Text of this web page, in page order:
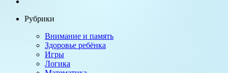
Рубрики
Внимание и память
Здоровье ребёнка
Игры
Логика